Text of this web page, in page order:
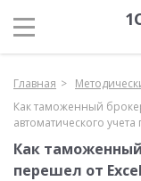
Главная
Как таможенный
автоматического
Как
перешел от